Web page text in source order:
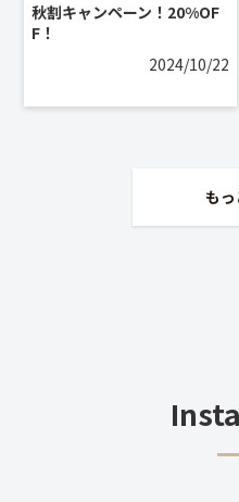
秋割キャンペーン！20%OF
F！
2024/10/22
も